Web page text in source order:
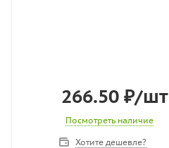
266.50 ₽/шт
Посмотреть наличие
Хотите дешевле?